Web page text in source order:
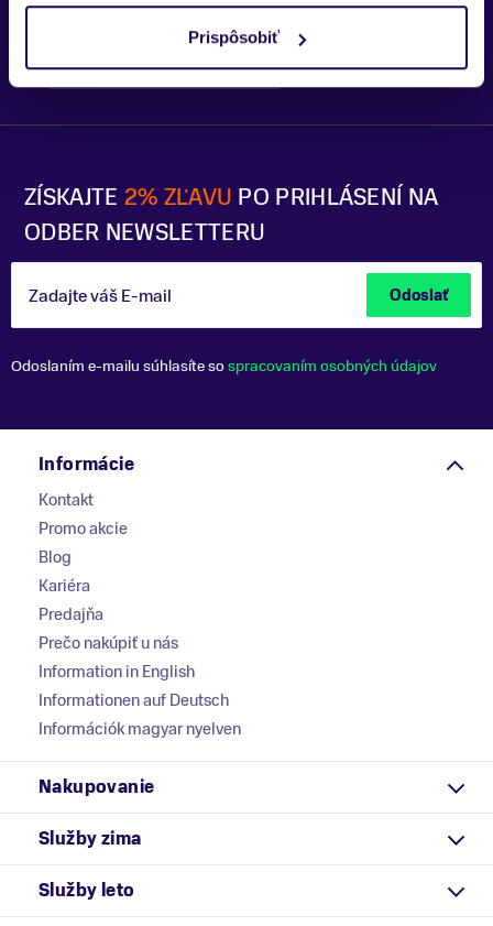
Prispôsobiť
ZÍSKAJTE 2% ZĽAVU PO PRIHLÁSENÍ NA
ODBER NEWSLETTERU
Zadajte váš E-mail Odoslať
Odoslaním e-mailu súhlasíte sospracovaním osobných údajov
Bratislava - OC Tehelko
Trek Flagship Store Bratislava
Informácie
Kontakt
Promo akcie
Blog
Kariéra
Predajňa
Prečo nakúpiť u nás
Information in English
Informationen auf Deutsch
Információk magyar nyelven
Nakupovanie
Služby zima
Služby leto